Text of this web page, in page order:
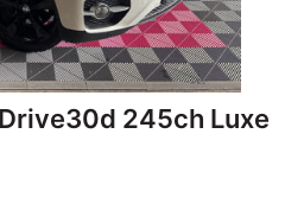
245ch Luxe